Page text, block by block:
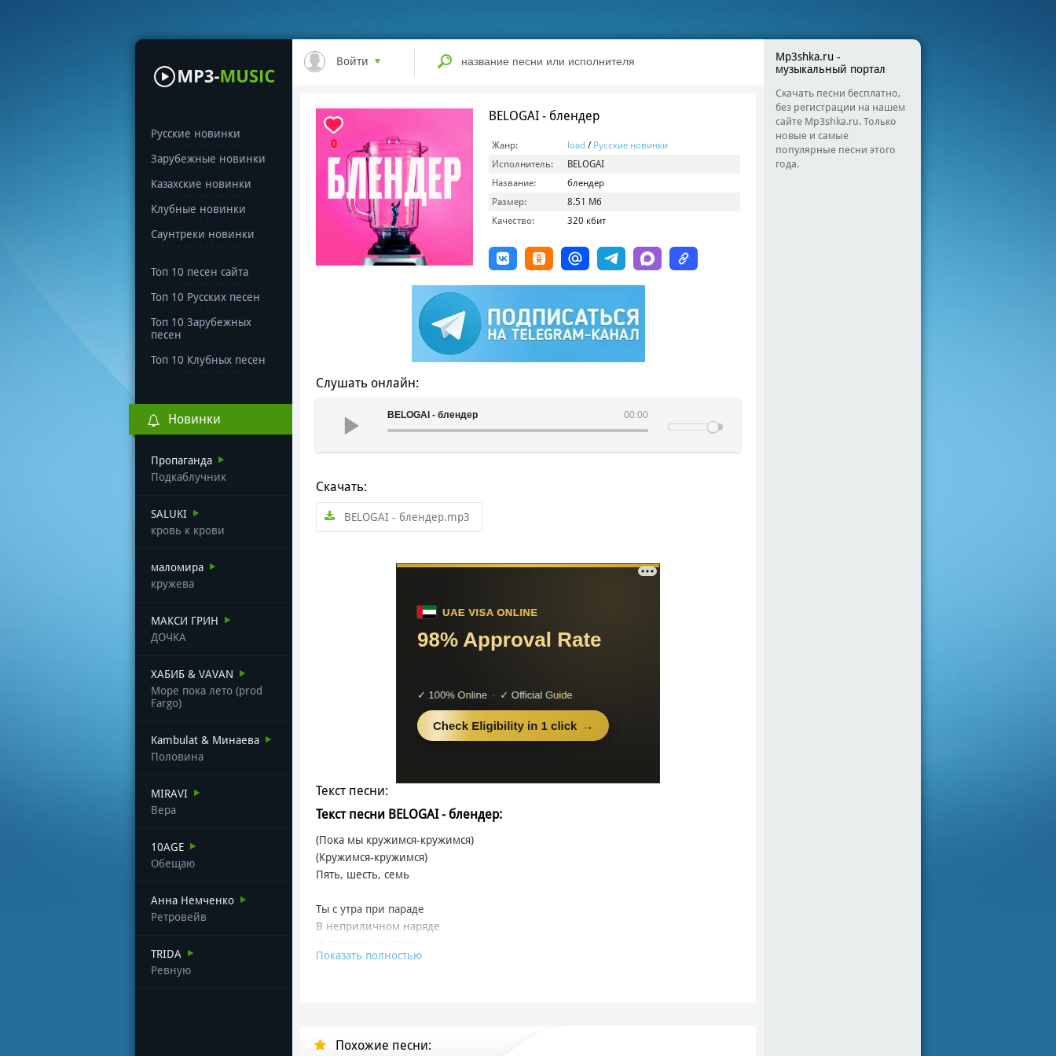
Русские новинки
Зарубежные новинки
Казахские новинки
Клубные новинки
Саунтреки новинки
Топ 10 песен сайта
Топ 10 Русских песен
Топ 10 Зарубежных
песен
Топ 10 Клубных песен
Новинки
Пропаганда
Подкаблучник
SALUKI
кровь к крови
маломира
кружева
МАКСИ ГРИН
ДОЧКА
ХАБИБ & VAVAN
Море пока лето (prod
Fargo)
Kambulat & Минаева
Половина
MIRAVI
Вера
10AGE
Обещаю
Анна Немченко
Ретровейв
TRIDA
Ревную
Войти
0
BELOGAI - блендер
Жанр: load / Русские новинки
Исполнитель:
BELOGAI
Название:
блендер
Размер:
8.51 Мб
Качество:
320 кбит
Слушать онлайн:
00:00
BELOGAI - блендер
Скачать:
BELOGAI - блендер.mp3
Текст песни:
Текст песни BELOGAI - блендер:
(Пока мы кружимся-кружимся)
(Кружимся-кружимся)
Пять, шесть, семь
Ты с утра при параде
В неприличном наряде
Мы сядем у окна
Показать полностью
Похожие песни:
Mp3shka.ru -
музыкальный портал
Скачать песни бесплатно,
без регистрации на нашем
сайте Mp3shka.ru. Только
новые и самые
популярные песни этого
года.